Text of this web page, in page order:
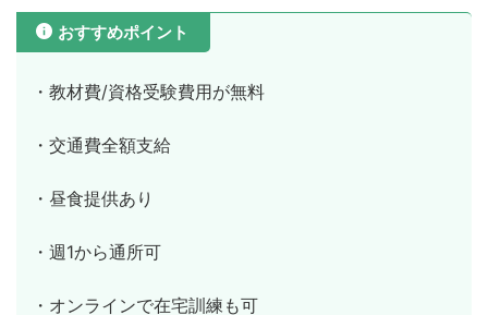
おすすめポイント
・教材費/資格受験費用が無料
・交通費全額支給
・昼食提供あり
・週1から通所可
・オンラインで在宅訓練も可